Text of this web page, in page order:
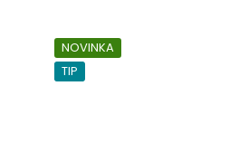
NOVINKA
TIP